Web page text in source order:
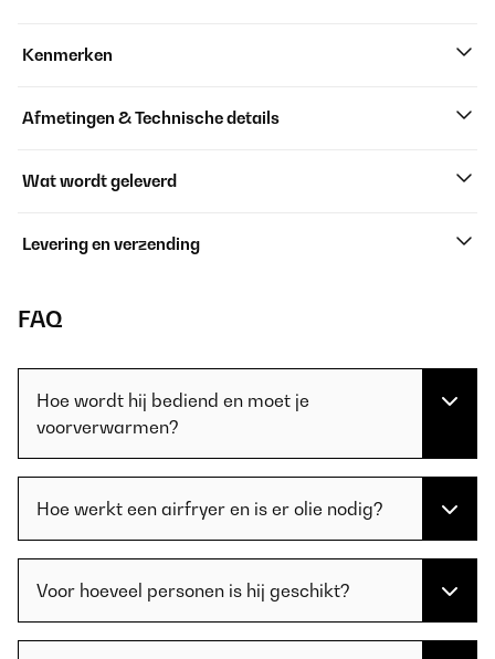
Kenmerken
Afmetingen & Technische details
Wat wordt geleverd
Levering en verzending
FAQ
Hoe wordt hij bediend en moet je
voorverwarmen?
Hoe werkt een airfryer en is er olie nodig?
Voor hoeveel personen is hij geschikt?